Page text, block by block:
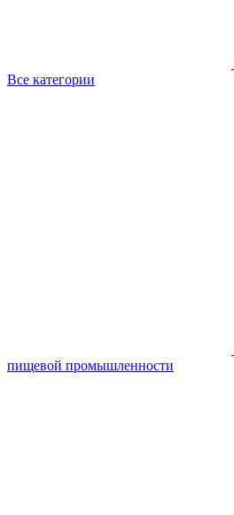
Все категории
пищевой промышленности